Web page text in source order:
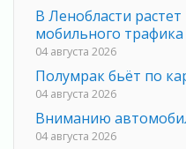
В Ленобласти
мобильного трафика
04 августа 2026
Полумрак бьёт по
04 августа 2026
Вниманию
04 августа 2026